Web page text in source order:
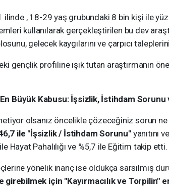
ilinde , 18-29 yaş grubundaki 8 bin kişi ile
kullanılarak gerçekleştirilen bu dev
gelecek kaygılarını ve çarpıcı
gençlik profiline ışık tutan araştırmanın
Büyük Kabusu: İşsizlik, İstihdam Sorunu
olsanız öncelikle çözeceğiniz sorun
ile "İşsizlik / İstihdam Sorunu"yanıtını
Hayat Pahalılığı ve %5,7 ile Eğitim takip etti.
yönelik inanç ise oldukça sarsılmış
girebilmek için "Kayırmacılık ve